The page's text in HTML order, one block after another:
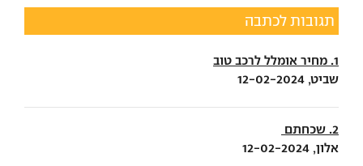
תגובות לכתבה
1. מחיר אומלל לרכב טוב
שביט, 12-02-2024
2. שכחתם
אלון, 12-02-2024